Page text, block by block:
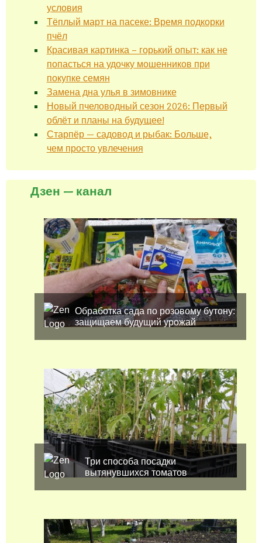
условия
Тёплый март на пасеке: Время подкорки
пчёл
Красивая картинка – горький опыт: как не
попасться на удочку мошенников при
покупке семян
Замена дна улья в зимовнике
Новый пчеловодный сезон 2026: Первый
облёт и планы на будущее!
Старпёр — садовод и рыбак: Больше,
чем просто увлечения
Дзен — канал
Обработка сада по розовому бутону:
защищаем будущий урожай
Три способа посадки
вытянувшихся томатов